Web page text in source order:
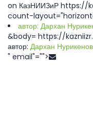
on КазНИИЗиР https://
count-
автор: Дархан
&body= https://
автор: Дархан Нурикенов
" email"="">